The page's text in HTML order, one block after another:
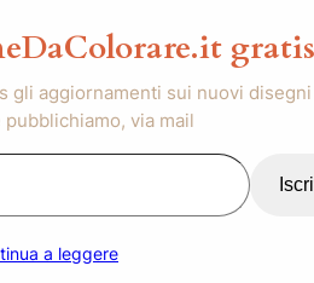
gratis
gli aggiornamenti sui nuovi disegni
via mail
a leggere